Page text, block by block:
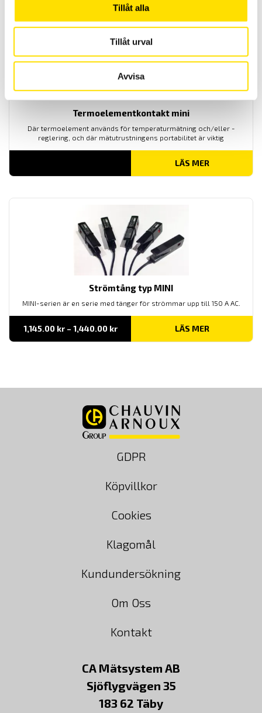
Tillåt alla
Tillåt urval
Avvisa
Termoelementkontakt mini
Där termoelement används för temperaturmätning och/eller -
reglering, och där mätutrustningens portabilitet är viktig
LÄS MER
Strömtång typ MINI
MINI-serien är en serie med tänger för strömmar upp till 150 A AC.
1,145.00 kr – 1,440.00 krPrisintervall:
till
LÄS MER
GDPR
Köpvillkor
Cookies
Klagomål
Kundundersökning
Om Oss
Kontakt
CA Mätsystem AB
Sjöflygvägen 35
183 62 Täby